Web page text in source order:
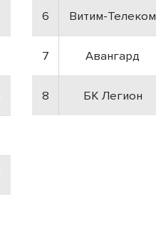
6 Витим-Телеком
7 Авангард
8 БК Легион